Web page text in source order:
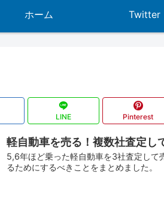
ホーム Twitter
LINE Pinterest
軽自動車を売る！複数社査定し
5,6年ほど乗った軽自動車を3社査定して
るためにするべきことをまとめました。